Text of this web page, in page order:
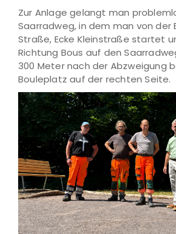
Zur Anlage gelangt man
Saarradweg, in dem man von der
Straße, Ecke Kleinstraße startet
Richtung Bous auf den
300 Meter nach der Abzweigung
Bouleplatz auf der rechten Seite.